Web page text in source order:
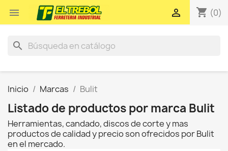
 shopping_cart (0)

search
Inicio Marcas Bulit
Listado de productos por marca Bulit
Herramientas, candado, discos de corte y mas
productos de calidad y precio son ofrecidos por Bulit
en el mercado.